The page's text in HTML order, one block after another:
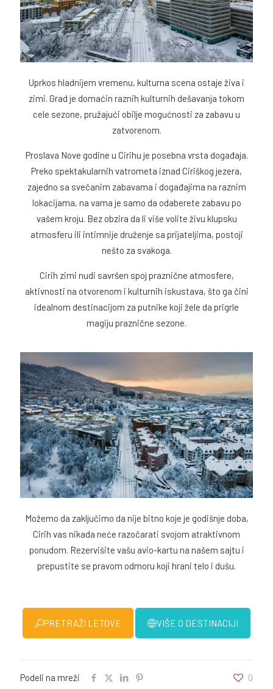
Uprkos hladnijem vremenu, kulturna scena ostaje živa i
zimi. Grad je domaćin raznih kulturnih dešavanja tokom
cele sezone, pružajući obilje mogućnosti za zabavu u
zatvorenom.
Proslava Nove godine u Cirihu je posebna vrsta događaja.
Preko spektakularnih vatrometa iznad Ciriškog jezera,
zajedno sa svečanim zabavama i događajima na raznim
lokacijama, na vama je samo da odaberete zabavu po
vašem kroju. Bez obzira da li više volite živu klupsku
atmosferu ili intimnije druženje sa prijateljima, postoji
nešto za svakoga.
Cirih zimi nudi savršen spoj praznične atmosfere,
aktivnosti na otvorenom i kulturnih iskustava, što ga čini
idealnom destinacijom za putnike koji žele da prigrle
magiju praznične sezone.
Možemo da zaključimo da nije bitno koje je godišnje doba,
Cirih vas nikada neće razočarati svojom atraktivnom
ponudom. Rezervišite vašu avio-kartu na našem sajtu i
prepustite se pravom odmoru koji hrani telo i dušu.
PRETRAŽI LETOVE VIŠE O DESTINACIJI
Podeli na mreži 0